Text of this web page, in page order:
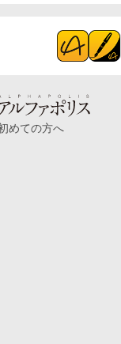
めての方へ